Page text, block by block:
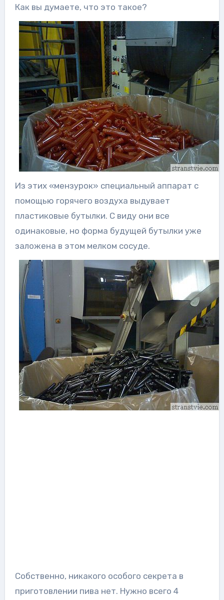
Как вы думаете, что это такое?
Из этих «мензурок» специальный аппарат с
помощью горячего воздуха выдувает
пластиковые бутылки. С виду они все
одинаковые, но форма будущей бутылки уже
заложена в этом мелком сосуде.
Собственно, никакого особого секрета в
приготовлении пива нет. Нужно всего 4